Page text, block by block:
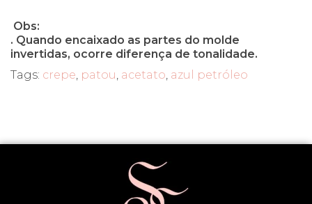
Obs:
. Quando encaixado as partes do molde
invertidas, ocorre diferença de tonalidade.
Tags: crepe, patou, acetato, azul petróleo